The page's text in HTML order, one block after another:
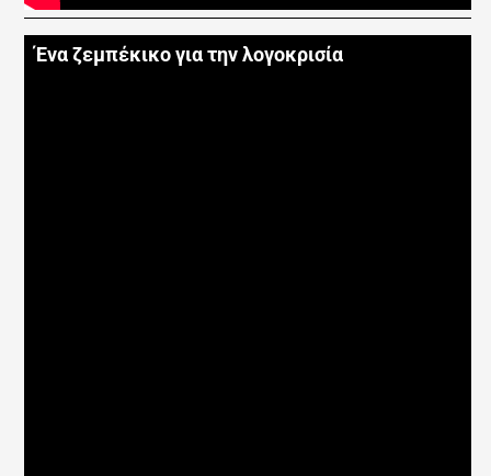
Ένα ζεμπέκικο για την λογοκρισία